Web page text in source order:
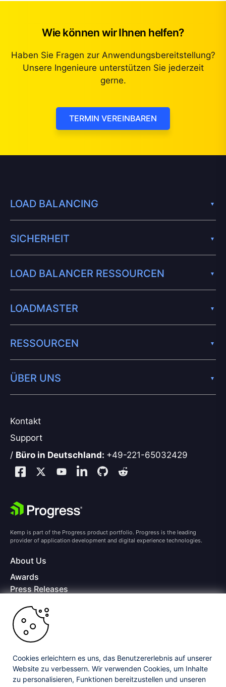
Wie können wir Ihnen helfen?
Haben Sie Fragen zur Anwendungsbereitstellung?
Unsere Ingenieure unterstützen Sie jederzeit
gerne.
TERMIN VEREINBAREN
Kontakt
Support
/ Büro in Deutschland: +49-221-65032429
LOAD BALANCING
SICHERHEIT
LOAD BALANCER RESSOURCEN
LOADMASTER
RESSOURCEN
ÜBER UNS
Kemp is part of the Progress product portfolio. Progress is the leading
provider of application development and digital experience technologies.
About Us
Awards
Press Releases
Careers
Offices
Copyright © 2026 Progress Software Corporation and/or its
subsidiaries or affiliates. All Rights Reserved.
Progress and certain product names used herein are trademarks or registered
trademarks of Progress Software Corporation and/or one of its subsidiaries or
Cookies erleichtern es uns, das Benutzererlebnis auf unserer
Website zu verbessern. Wir verwenden Cookies, um Inhalte
zu personalisieren, Funktionen bereitzustellen und unseren